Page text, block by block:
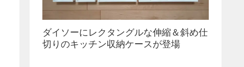
ダイソーにレクタングルな伸縮＆斜め仕
切りのキッチン収納ケースが登場